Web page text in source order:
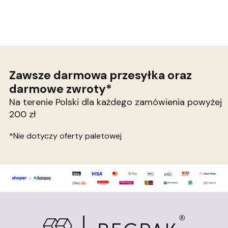
Zawsze darmowa przesyłka oraz
darmowe zwroty*
Na terenie Polski dla każdego zamówienia powyżej
200 zł
*Nie dotyczy oferty paletowej